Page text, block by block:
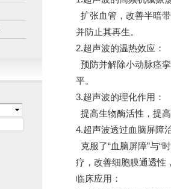
扩张血管，改善半暗
并防止其再生。
2.超声波的温热效应：
预防并解除小动脉痉
平。
3.超声波的理化作用：
提高生物酶活性，提
4.超声波透过血脑屏障
克服了“血脑屏障”与“
疗，改善细胞膜通透性
临床应用：